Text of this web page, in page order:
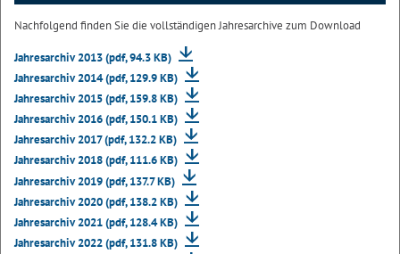
Nachfolgend finden Sie die vollständigen Jahresarchive zum Download
Jahresarchiv 2013 (pdf, 94.3 KB)
Jahresarchiv 2014 (pdf, 129.9 KB)
Jahresarchiv 2015 (pdf, 159.8 KB)
Jahresarchiv 2016 (pdf, 150.1 KB)
Jahresarchiv 2017 (pdf, 132.2 KB)
Jahresarchiv 2018 (pdf, 111.6 KB)
Jahresarchiv 2019 (pdf, 137.7 KB)
Jahresarchiv 2020 (pdf, 138.2 KB)
Jahresarchiv 2021 (pdf, 128.4 KB)
Jahresarchiv 2022 (pdf, 131.8 KB)